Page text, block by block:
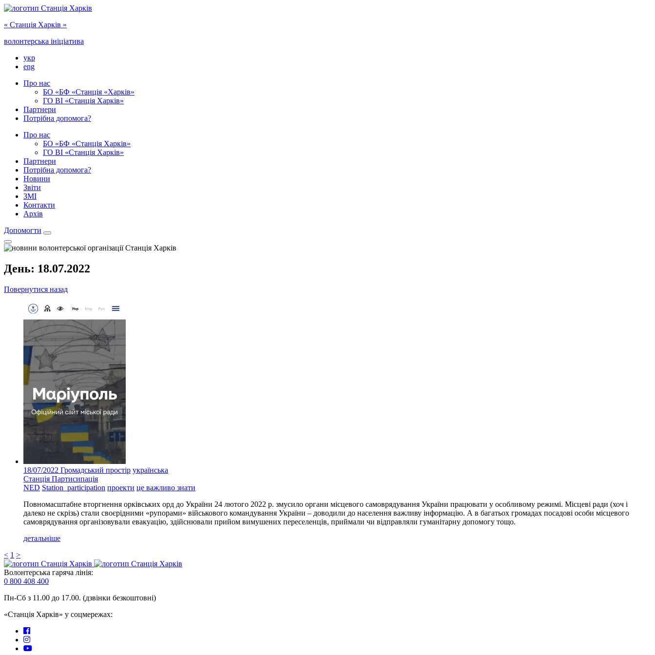
« Cтанція Харків »
волонтерська ініціатива
укр
eng
Про нас
БО «БФ «Станція «Харків»
ГО ‎ВІ «‎Станція Харків»
Партнери
Потрібна допомога?
Про нас
БО ‎«БФ «Станція Харків»
ГО ВІ «Станція Харків»
Партнери
Потрібна допомога?
Новини
Звіти
ЗМІ
Контакти
Архів
Допомогти
День: 18.07.2022
Повернутися назад
18/07/2022 Громадський простір українська
Станція Партисипація
NED Station_participation проекти це важливо знати
Повномасштабне вторгнення орківських орд до України 24 лютого 2022 р. змусило органи місцевого самоврядування України працювати у особливому режимі. Місцеві ради (хоч і
далеко не скрізь) стали своєрідними «рупорами» військового командування України – доводили до населення важливу інформацію. А в багатьох громадах посадові особи місцевого
самоврядування організовували евакуацію, здійснювали прийом вимушених переселенців, приймали чи відправляли гуманітарну допомогу тощо.
детальніше
< 1 >
Волонтерська гаряча лінія:
0 800 408 400
Пн-Сб з 11.00 до 17.00. (дзвінки безкоштовні)
«Станція Харків» у соцмережах: